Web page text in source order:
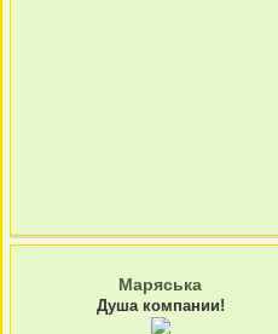
Маряська
Душа компании!